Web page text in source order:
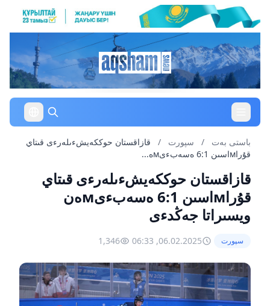
باستى بەت / سپورت /
قازاقستان حوككەيشءىلەرءى قىتاي
قۇراмاسىن 6:1 ەسەبءىмە...
قازاقستان حوككەيشءىلەرءى قىتاي
قۇراмاسىن 6:1 ەسەبءىмەن
ويسىراتا جەڭدءى
سپورت 06.02.2025, 06:33
1,346